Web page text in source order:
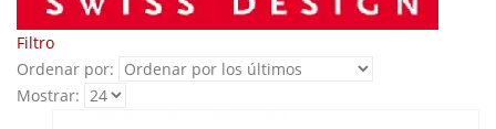
Filtro
Ordenar por:
Mostrar: